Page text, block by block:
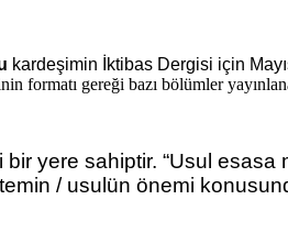
kardeşimin İktibas Dergisi için
formatı gereği bazı bölümler
yere sahiptir. “Usul esasa
/ usulün önemi